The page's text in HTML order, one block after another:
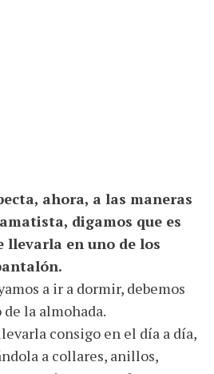
ahora, a las maneras
digamos que es
llevarla en uno de los
a ir a dormir, debemos
la almohada.
consigo en el día a día,
a collares, anillos,